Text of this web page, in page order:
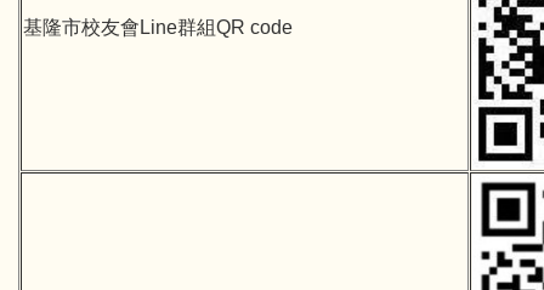
基隆市校友會Line群組QR code